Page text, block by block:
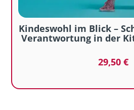
Kindeswohl im Blick –
Verantwortung in der
29,50 €